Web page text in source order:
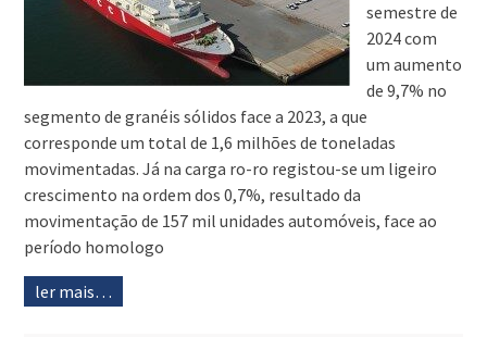
semestre de
2024 com
um aumento
de 9,7% no
segmento de granéis sólidos face a 2023, a que
corresponde um total de 1,6 milhões de toneladas
movimentadas. Já na carga ro-ro registou-se um ligeiro
crescimento na ordem dos 0,7%, resultado da
movimentação de 157 mil unidades automóveis, face ao
período homologo
ler mais…